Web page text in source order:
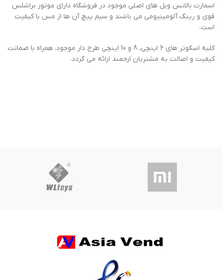
اسمارت بالانس ویل های اصلی موجود در فروشگاه دارای موتور براشلس
قوی و رینگ آلومینیومی می باشند و سیم پیچ آن ها از مس با کیفیت
است.
کلیه اسکوتر های 6 اینچی، 8 و 10 اینچی طرح دار موجود، همراه با ضمانت
کیفیت و اصالت به مشتریان ارجمند ارائه می گردد.